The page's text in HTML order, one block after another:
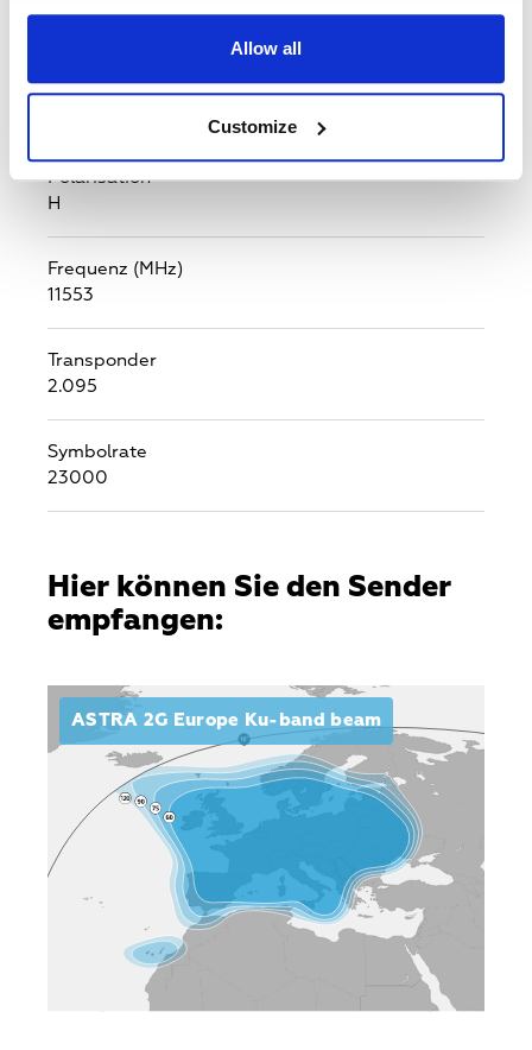
Allow all
Customize
DVB-S2
Verschlüsselungssystem
Polarisation
H
Frequenz (MHz)
11553
Transponder
2.095
Symbolrate
23000
Hier können Sie den Sender
empfangen:
ASTRA 2G Europe Ku-band beam